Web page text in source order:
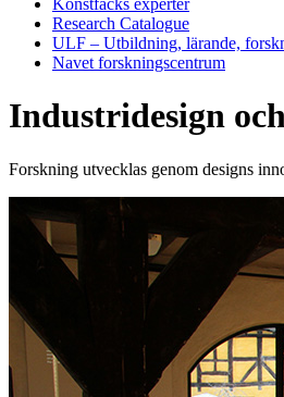
Konstfacks experter
Research Catalogue
ULF – Utbildning, lärande,
Navet forskningscentrum
Industridesign
Forskning utvecklas genom designs